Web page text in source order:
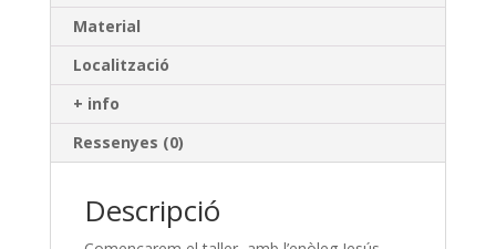
Material
Localització
+ info
Ressenyes (0)
Descripció